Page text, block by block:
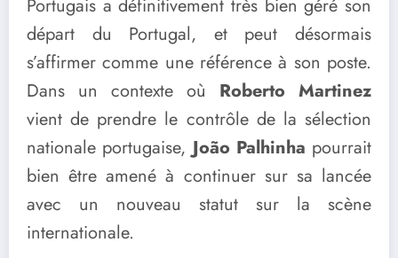
Portugais a définitivement très bien géré son
départ du Portugal, et peut désormais
s’affirmer comme une référence à son poste.
Dans un contexte où Roberto Martinez
vient de prendre le contrôle de la sélection
nationale portugaise,João Palhinha pourrait
bien être amené à continuer sur sa lancée
avec un nouveau statut sur la scène
internationale.